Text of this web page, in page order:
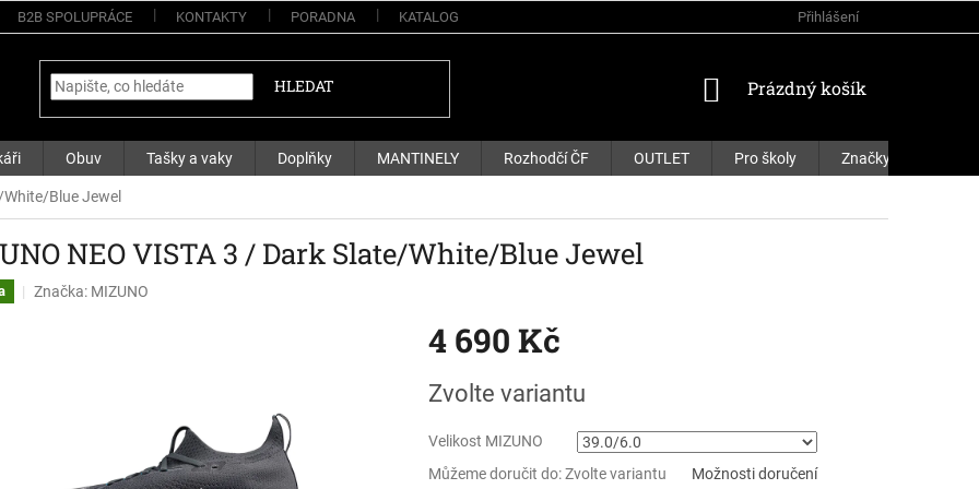
B2B SPOLUPRÁCE KONTAKTY PORADNA KATALOG Přihlášení
HLEDAT
NÁKUPNÍ
Prázdný košík
Obuv Tašky a vaky Doplňky MANTINELY Rozhodčí ČF OUTLET Pro školy Značky
White/Blue Jewel
NEO VISTA 3 / Dark Slate/White/Blue Jewel
Značka: MIZUNO
4 690 Kč
cena:
Zvolte variantu
Velikost MIZUNO
Můžeme doručit do: Zvolte variantu Možnosti doručení